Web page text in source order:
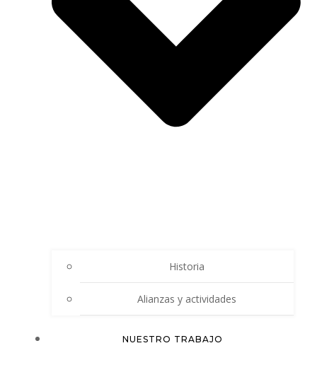
Historia
Alianzas y actividades
NUESTRO TRABAJO